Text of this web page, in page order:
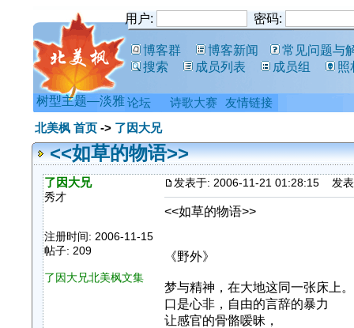
用户: 密码:
博客群 博客新闻
常见问题与
搜索
成员列表 成员组 照
树型主题—淡雅
北美枫 首页 -> 了因大兄
<<如草的物语>>
了因大兄
秀才
注册时间: 2006-11-15
帖子: 209
了因大兄北美枫文集
发表于: 2006-11-21 01:28:15 发表
<<如草的物语>>
《野外》
梦与精神，在大地这同一张床上。
口是心非，自由的言辞的暴力
让感官的骨骼嗳昧，
论坛 诗歌大赛 友情链接